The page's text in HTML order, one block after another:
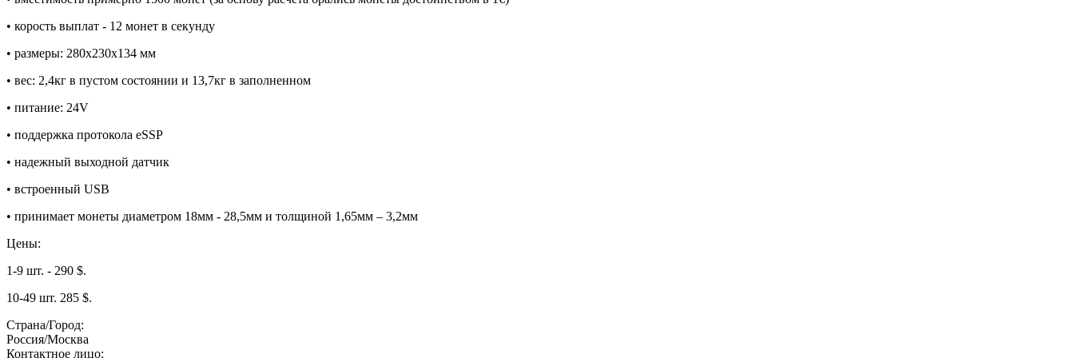
• корость выплат - 12 монет в секунду
• размеры: 280x230x134 мм
• вес: 2,4кг в пустом состоянии и 13,7кг в заполненном
• питание: 24V
• поддержка протокола eSSP
• надежный выходной датчик
• встроенный USB
• принимает монеты диаметром 18мм - 28,5мм и толщиной 1,65мм – 3,2мм
Цены:
1-9 шт. - 290 $.
10-49 шт. 285 $.
Страна/Город:
Россия/Москва
Контактное лицо: